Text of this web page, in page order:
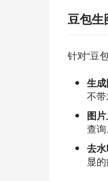
豆包生
针对“豆
生
不带
图
查询
去
显的